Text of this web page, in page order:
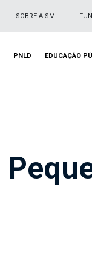
SOBRE A SM
PNLD EDUCAÇÃO